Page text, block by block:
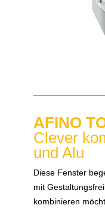
AFINO
Clever
und Alu
Diese Fenster
mit
kombinieren